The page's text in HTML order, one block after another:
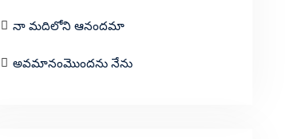
నా మదిలోని ఆనందమా
అవమానంమొందను నేను